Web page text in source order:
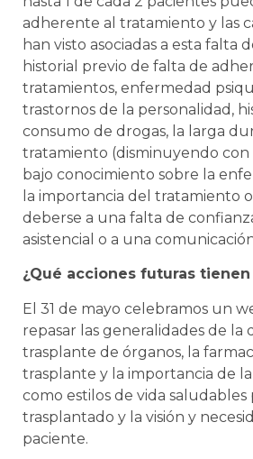
adherente al tratamiento y las
han visto asociadas a esta falta
historial previo de falta de
tratamientos, enfermedad
trastornos de la personalidad,
consumo de drogas, la larga
tratamiento (disminuyendo
bajo conocimiento sobre la
la importancia del tratamiento
deberse a una falta de
asistencial o a una
¿Qué acciones futuras
El 31 de mayo celebramos un
repasar las generalidades de la
trasplante de órganos, la
trasplante y la importancia de
como estilos de vida saludables
trasplantado y la visión y
paciente.